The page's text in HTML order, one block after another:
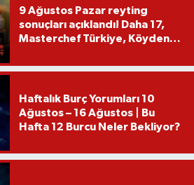
9 Ağustos Pazar reyting
sonuçları açıklandı! Daha 17,
Masterchef Türkiye, Köyden
Haftalık Burç Yorumları 10
Ağustos – 16 Ağustos | Bu
Hafta 12 Burcu Neler Bekliyor?